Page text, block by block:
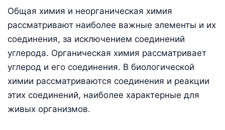
Общая химия и неорганическая химия
рассматривают наиболее важные элементы и их
соединения, за исключением соединений
углерода. Органическая химия рассматривает
углерод и его соединения. В биологической
химии рассматриваются соединения и реакции
этих соединений, наиболее характерные для
живых организмов.